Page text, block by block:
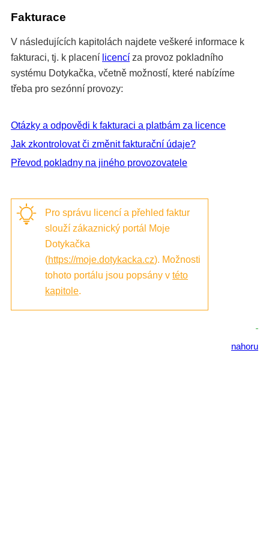
Fakturace
V následujících kapitolách najdete veškeré informace k
fakturaci, tj. k placení licencí za provoz pokladního
systému Dotykačka, včetně možností, které nabízíme
třeba pro sezónní provozy:
Otázky a odpovědi k fakturaci a platbám za licence
Jak zkontrolovat či změnit fakturační údaje?
Převod pokladny na jiného provozovatele
Pro správu licencí a přehled faktur
slouží zákaznický portál Moje
Dotykačka
(https://moje.dotykacka.cz). Možnosti
tohoto portálu jsou popsány v této
kapitole.
nahoru